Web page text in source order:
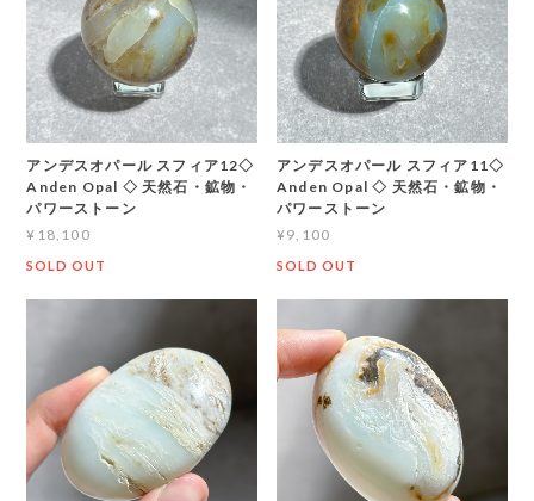
アンデスオパール スフィア12◇
Anden Opal ◇ 天然石・鉱物・
パワーストーン
¥18,100
SOLD OUT
アンデスオパール スフィア11◇
Anden Opal ◇ 天然石・鉱物・
パワーストーン
¥9,100
SOLD OUT